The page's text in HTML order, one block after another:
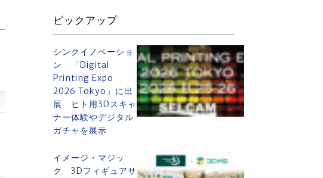
ピックアップ
シンクイノベーショ
ン 「Digital
Printing Expo
2026 Tokyo」に出
展 ヒト用3Dスキャ
ナー体験やデジタル
ガチャを展示
イメージ・マジッ
ク 3Dフィギュアサ